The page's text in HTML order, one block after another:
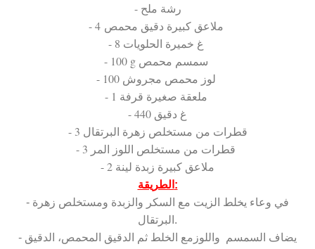
- رشة ملح
- 440 غ دقيق
- 3 قطرات من مستخلص زهرة البرتقال
- 2 ملاعق كبيرة زبدة لينة
الطريقة:
- في وعاء يخلط الزيت مع السكر والزبدة ومستخلص زهرة
البرتقال.
- يضاف السمسم واللوزمع الخلط ثم الدقيق المحمص، الدقيق